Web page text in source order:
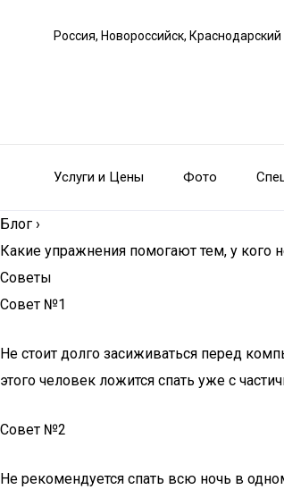
Россия, Новороссийск,
Услуги и Цены Фото
Блог ›
Какие упражнения помогают тем, у кого
Советы
Совет №1
Не стоит долго засиживаться перед
этого человек ложится спать уже с
Совет №2
Не рекомендуется спать всю ночь в